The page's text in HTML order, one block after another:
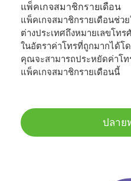
แพ็คเกจสมาชิกรายเดือน
แพ็คเกจสมาชิกรายเดือนช่ว
ต่างประเทศถึงหมายเลขโท
ในอัตราค่าโทรที่ถูกมากได้โ
คุณจะสามารถประหยัดค่าโ
แพ็คเกจสมาชิกรายเดือนนี้
ปลาย